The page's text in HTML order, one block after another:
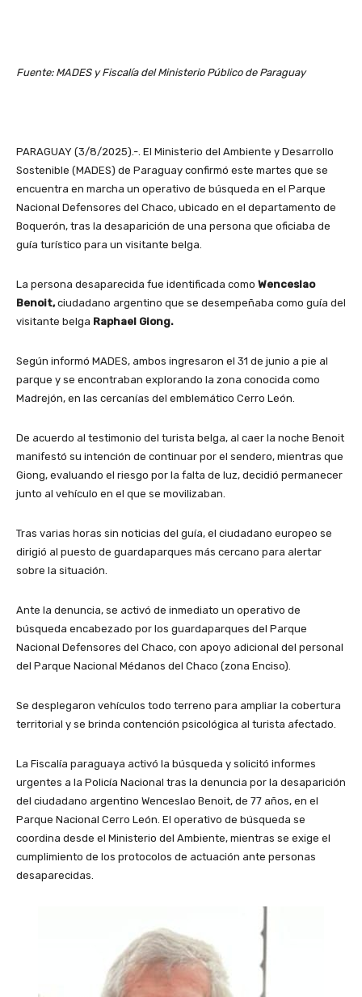
Fuente: MADES y Fiscalía del Ministerio Público de Paraguay
PARAGUAY (3/8/2025).-. El Ministerio del Ambiente y Desarrollo
Sostenible (MADES) de Paraguay confirmó este martes que se
encuentra en marcha un operativo de búsqueda en el Parque
Nacional Defensores del Chaco, ubicado en el departamento de
Boquerón, tras la desaparición de una persona que oficiaba de
guía turístico para un visitante belga.
La persona desaparecida fue identificada como Wenceslao
Benoit,ciudadano argentino que se desempeñaba como guía del
visitante belga Raphael Giong.
Según informó MADES, ambos ingresaron el 31 de junio a pie al
parque y se encontraban explorando la zona conocida como
Madrejón, en las cercanías del emblemático Cerro León.
De acuerdo al testimonio del turista belga, al caer la noche Benoit
manifestó su intención de continuar por el sendero, mientras que
Giong, evaluando el riesgo por la falta de luz, decidió permanecer
junto al vehículo en el que se movilizaban.
Tras varias horas sin noticias del guía, el ciudadano europeo se
dirigió al puesto de guardaparques más cercano para alertar
sobre la situación.
Ante la denuncia, se activó de inmediato un operativo de
búsqueda encabezado por los guardaparques del Parque
Nacional Defensores del Chaco, con apoyo adicional del personal
del Parque Nacional Médanos del Chaco (zona Enciso).
Se desplegaron vehículos todo terreno para ampliar la cobertura
territorial y se brinda contención psicológica al turista afectado.
La Fiscalía paraguaya activó la búsqueda y solicitó informes
urgentes a la Policía Nacional tras la denuncia por la desaparición
del ciudadano argentino Wenceslao Benoit, de 77 años, en el
Parque Nacional Cerro León. El operativo de búsqueda se
coordina desde el Ministerio del Ambiente, mientras se exige el
cumplimiento de los protocolos de actuación ante personas
desaparecidas.